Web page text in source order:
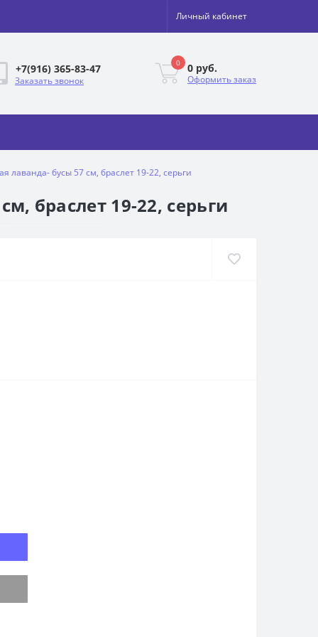
Личный кабинет
+7(916) 365-83-47
Заказать звонок
0 0 руб.
Оформить заказ
лаванда- бусы 57 см, браслет 19-22, серьги
браслет 19-22, серьги